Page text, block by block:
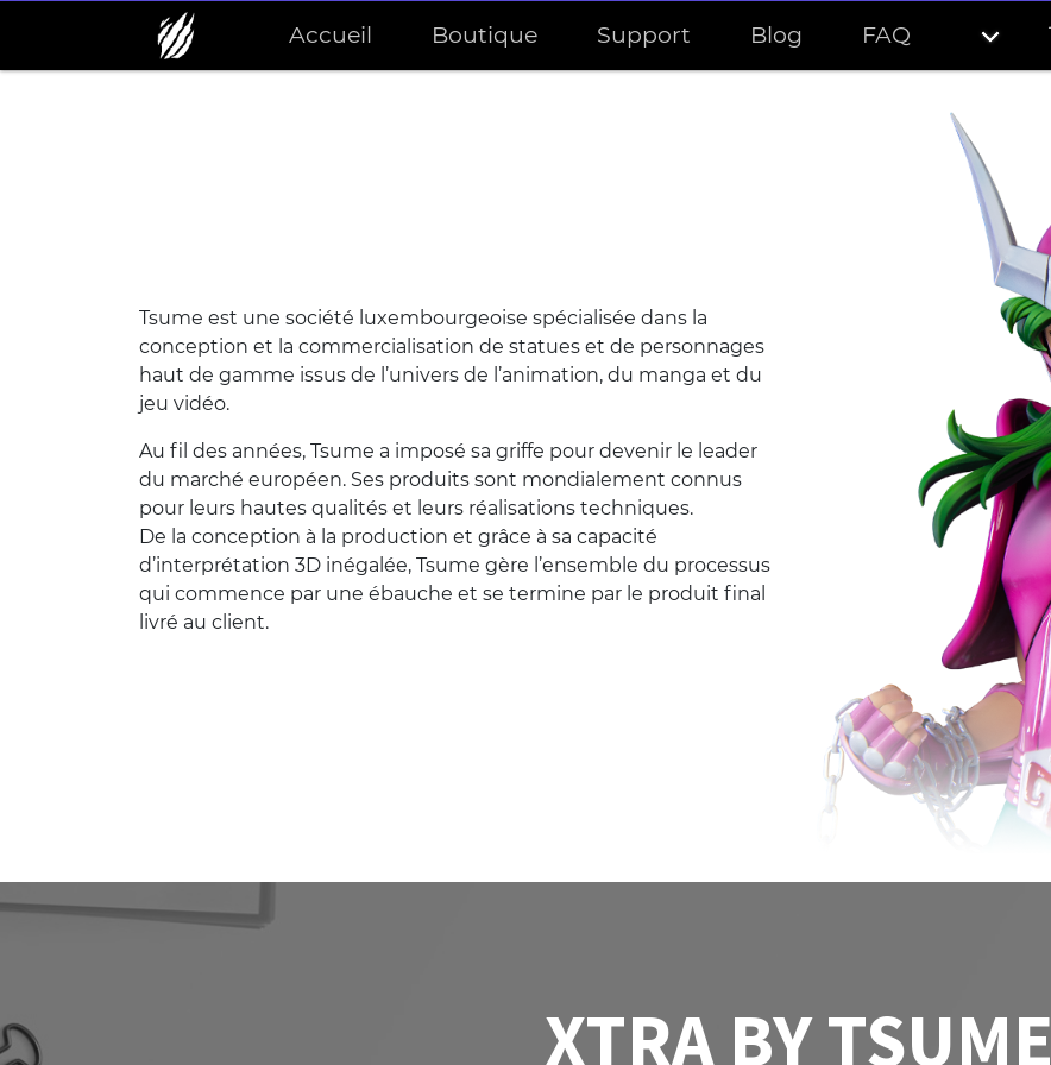
Accueil Boutique Support Blog FAQ
Tsume est une société luxembourgeoise spécialisée dans la
conception et la commercialisation de statues et de personnages
haut de gamme issus de l’univers de l’animation, du manga et du
jeu vidéo.
Au fil des années, Tsume a imposé sa griffe pour devenir le leader
du marché européen. Ses produits sont mondialement connus
pour leurs hautes qualités et leurs réalisations techniques.
De la conception à la production et grâce à sa capacité
d’interprétation 3D inégalée, Tsume gère l’ensemble du processus
qui commence par une ébauche et se termine par le produit final
livré au client.
XTRA BY TSUME